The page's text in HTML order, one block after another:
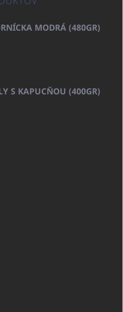
MODRÁ (480GR)
S KAPUCŇOU (400GR)